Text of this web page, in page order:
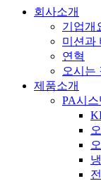
회사소개
기업개
미션과
연혁
오시는
제품소개
PA시스